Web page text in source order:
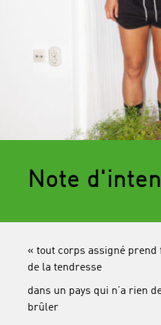
Note
« tout corps assigné prend
de la tendresse
dans un pays qui n’a rien
brûler